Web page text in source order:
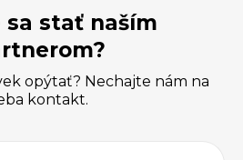
sa stať naším
opýtať? Nechajte nám na
kontakt.